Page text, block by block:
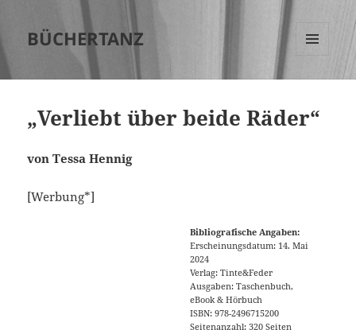
BÜCHERTANZ
UND
„Verliebt über beide Räder“
von Tessa Hennig
[Werbung*]
Bibliografische Angaben:
Erscheinungsdatum: 14. Mai
2024
Verlag: Tinte&Feder
Ausgaben: Taschenbuch,
eBook & Hörbuch
ISBN: 978-2496715200
Seitenanzahl: 320 Seiten